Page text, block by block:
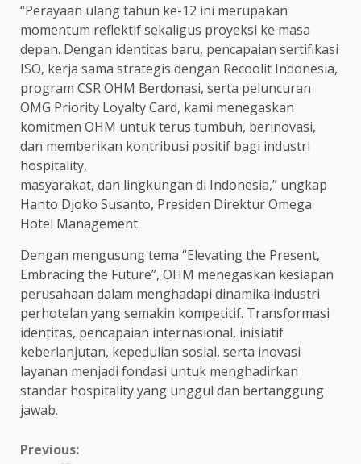
“Perayaan ulang tahun ke-12 ini merupakan
momentum reflektif sekaligus proyeksi ke masa
depan. Dengan identitas baru, pencapaian sertifikasi
ISO, kerja sama strategis dengan Recoolit Indonesia,
program CSR OHM Berdonasi, serta peluncuran
OMG Priority Loyalty Card, kami menegaskan
komitmen OHM untuk terus tumbuh, berinovasi,
dan memberikan kontribusi positif bagi industri
hospitality,
masyarakat, dan lingkungan di Indonesia,” ungkap
Hanto Djoko Susanto, Presiden Direktur Omega
Hotel Management.
Dengan mengusung tema “Elevating the Present,
Embracing the Future”, OHM menegaskan kesiapan
perusahaan dalam menghadapi dinamika industri
perhotelan yang semakin kompetitif. Transformasi
identitas, pencapaian internasional, inisiatif
keberlanjutan, kepedulian sosial, serta inovasi
layanan menjadi fondasi untuk menghadirkan
standar hospitality yang unggul dan bertanggung
jawab.
Continue
Previous: